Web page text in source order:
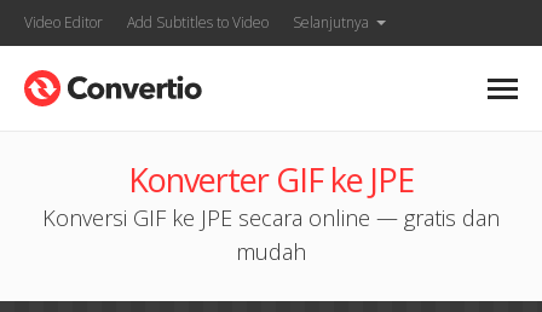
Video Editor Add Subtitles to Video Selanjutnya
Konverter GIF ke JPE
Konversi GIF ke JPE secara online — gratis dan
mudah